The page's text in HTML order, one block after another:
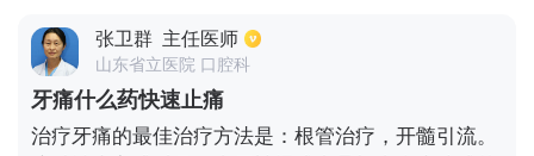
的疼痛，需要在局部进行处理消除疼痛，如果无自发
性疼痛，只需将这个智齿补好。当其情况继续恶化感
染到了牙神经，引起了牙髓炎或者是根尖炎，可以采
取破髓引流来消除疼痛，如果仍想保留智齿，可以采
用根管治疗，如果想要直接拔出智齿，在炎症消除之
张卫群 主任医师
山东省立医院 口腔科
牙痛什么药快速止痛
治疗牙痛的最佳治疗方法是：根管治疗，开髓引流。